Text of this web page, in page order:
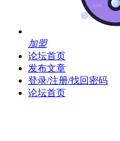
加盟
论坛首页
发布文章
登录/注册/找回密码
论坛首页